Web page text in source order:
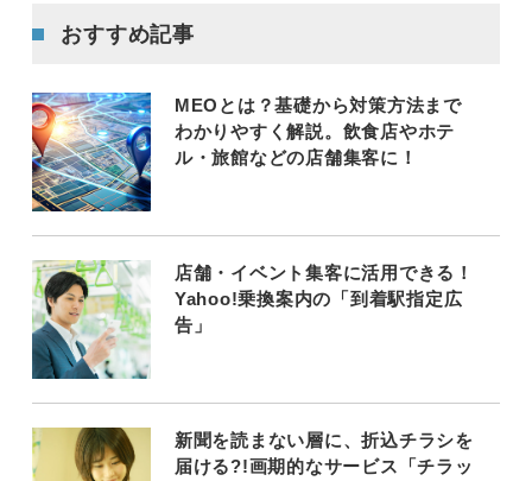
おすすめ記事
MEOとは？基礎から対策方法まで
わかりやすく解説。飲食店やホテ
ル・旅館などの店舗集客に！
店舗・イベント集客に活用できる！
Yahoo!乗換案内の「到着駅指定広
告」
新聞を読まない層に、折込チラシを
届ける?!画期的なサービス「チラッ